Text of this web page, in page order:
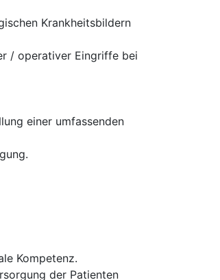
Krankheitsbildern
/ operativer Eingriffe bei
einer umfassenden
Kompetenz.
der Patienten